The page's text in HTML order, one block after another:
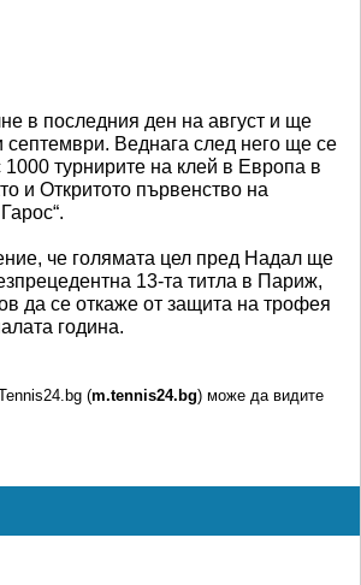
в последния ден на август и ще
септември. Веднага след него ще се
турнирите на клей в Европа в
и Откритото първенство на
че голямата цел пред Надал ще
13-та титла в Париж,
да се откаже от защита на трофея
година.
(m.tennis24.bg) може да видите